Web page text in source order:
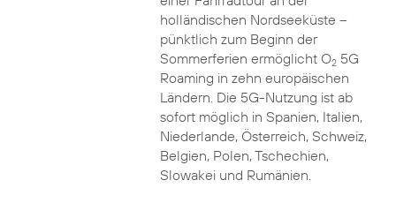
holländischen Nordseeküste –
pünktlich zum Beginn der
Sommerferien ermöglicht O25G
Roaming in zehn europäischen
Ländern. Die 5G-Nutzung ist ab
sofort möglich in Spanien, Italien,
Niederlande, Österreich, Schweiz,
Belgien, Polen, Tschechien,
Slowakei und Rumänien.